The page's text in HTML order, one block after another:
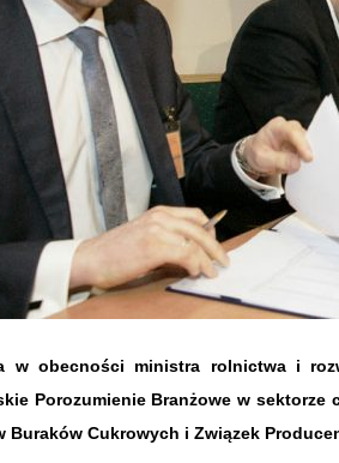
w obecności ministra rolnictwa i
Porozumienie Branżowe w sektorze
Buraków Cukrowych i Związek